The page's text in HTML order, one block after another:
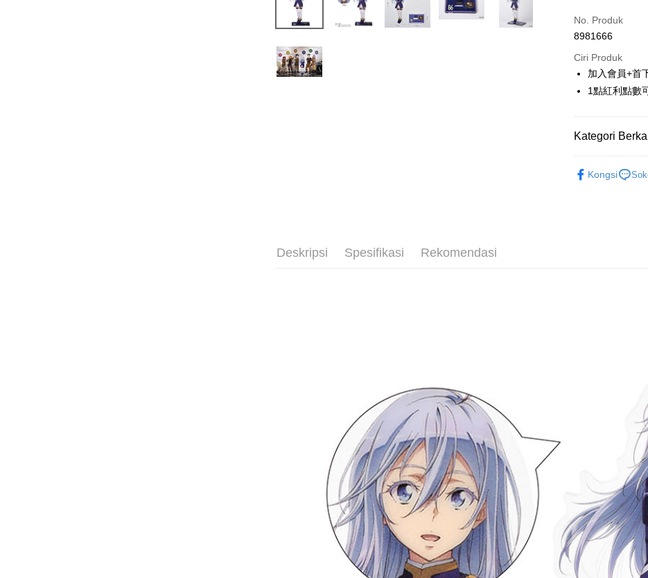
Kad Kredit
Pengambilan di
LINE Pay
Apple Pay
Google Pay
Pemindahan ATM
(不開放使用，請
NT$9,999/
NT$65/
NT$1,300 atau
付款後7-11取貨
NT$65/
NT$1,300 atau
宅配-木棉花樂園
NT$100/
No. Produk
8981666
Ciri Produk
加入會員+首
1點紅利點數
Kategori
的戰區-
■文具
Kongsi
Deskripsi Spesifikasi Rekomendasi